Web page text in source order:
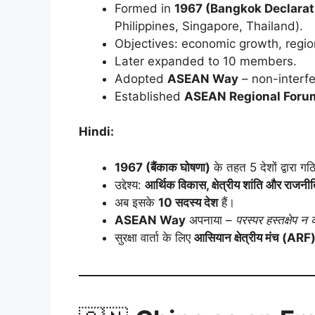
Formed in 1967 (Bangkok
Philippines, Singapore, Thailand).
Objectives: economic growth,
Later expanded to 10 members.
Adopted ASEAN Way – non-
Established ASEAN Regional
Hindi:
1967 (बैंकाक घोषणा) के तहत 5 देशों द्वारा
उद्देश्य: आर्थिक विकास, क्षेत्रीय शांति और
अब इसके 10 सदस्य देशहैं।
ASEAN Way अपनाया – परस्पर हस्तक्षेप न
सुरक्षा वार्ता के लिए आसियान क्षेत्रीय मंच (ARF)